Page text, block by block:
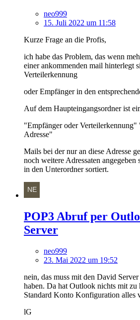
neo999
15. Juli 2022 um 11:58
Kurze Frage an die Profis,
ich habe das Problem, das wenn
einer ankommenden mail hinterlegt
Verteilerkennung
oder Empfänger in den
Auf dem Haupteingangsordner ist
"Empfänger oder
Adresse"
Mails bei der nur an diese Adresse
noch weitere Adressaten
in den Unterordner sortiert.
POP3 Abruf per
Server
neo999
23. Mai 2022 um 19:52
nein, das muss mit den David
haben. Da hat Outlook nichts mit zu
Standard Konto Konfiguration alles
lG